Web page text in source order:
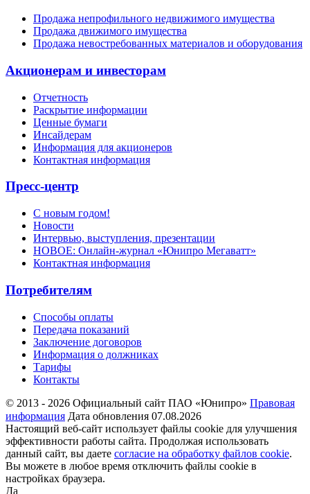
Продажа непрофильного недвижимого имущества
Продажа движимого имущества
Продажа невостребованных материалов и оборудования
Акционерам и инвесторам
Отчетность
Раскрытие информации
Ценные бумаги
Инсайдерам
Информация для акционеров
Контактная информация
Пресс-центр
С новым годом!
Новости
Интервью, выступления, презентации
НОВОЕ: Онлайн-журнал «Юнипро Мегаватт»
Контактная информация
Потребителям
Способы оплаты
Передача показаний
Заключение договоров
Информация о должниках
Тарифы
Контакты
© 2013 - 2026 Официальный сайт ПАО «Юнипро» Правовая
информация Дата обновления 07.08.2026
Настоящий веб-сайт использует файлы cookie для улучшения
эффективности работы сайта. Продолжая использовать
данный сайт, вы даете согласие на обработку файлов cookie.
Вы можете в любое время отключить файлы cookie в
настройках браузера.
Да